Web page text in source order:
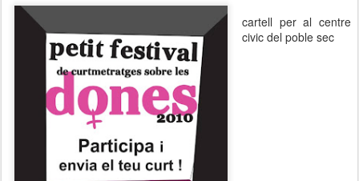
cartell per al centre
civic del poble sec